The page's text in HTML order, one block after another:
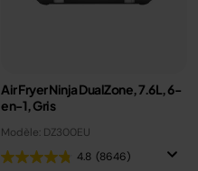
Air Fryer Ninja DualZone, 7.6L, 6-
en-1, Gris
Modèle: DZ300EU
4.8 (8646)